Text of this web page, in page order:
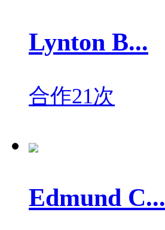
Lynton B...
合作21次
Edmund C...